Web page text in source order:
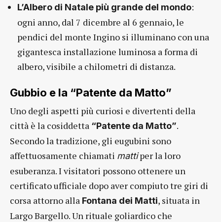
L’Albero di Natale più grande del mondo:
ogni anno, dal 7 dicembre al 6 gennaio, le
pendici del monte Ingino si illuminano con una
gigantesca installazione luminosa a forma di
albero, visibile a chilometri di distanza.
Gubbio e la “Patente da Matto”
Uno degli aspetti più curiosi e divertenti della
città è la cosiddetta “Patente da Matto”.
Secondo la tradizione, gli eugubini sono
affettuosamente chiamati mattiper la loro
esuberanza. I visitatori possono ottenere un
certificato ufficiale dopo aver compiuto tre giri di
corsa attorno alla Fontana dei Matti, situata in
Largo Bargello. Un rituale goliardico che